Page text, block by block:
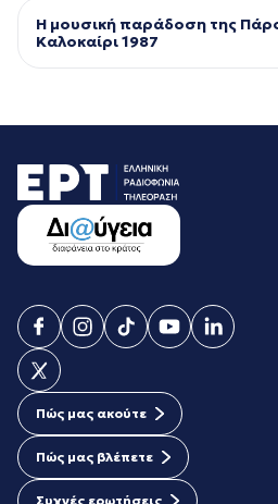
Η μουσική παράδοση της
Kαλοκαίρι 1987
Πώς μας ακούτε
Πώς μας βλέπετε
Συχνές ερωτήσεις